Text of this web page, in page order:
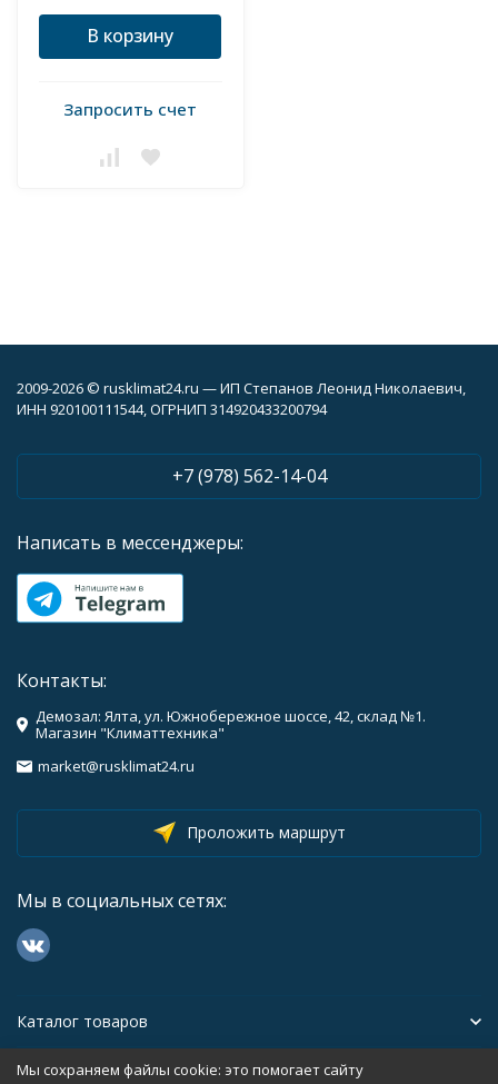
В корзину
Запросить счет
2009-2026 © rusklimat24.ru — ИП Степанов Леонид Николаевич,
ИНН 920100111544, ОГРНИП 314920433200794
+7 (978) 562-14-04
Написать в мессенджеры:
Контакты:
Демозал: Ялта, ул. Южнобережное шоссе, 42, склад №1.
Магазин "Климаттехника"
market@rusklimat24.ru
Проложить маршрут
Мы в социальных сетях:
Каталог товаров
Помощь
Мы сохраняем файлы cookie: это помогает сайту